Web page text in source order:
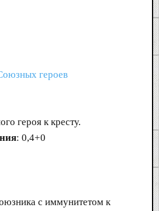
героев
героя к кресту.
: 0,4+0
с иммунитетом к